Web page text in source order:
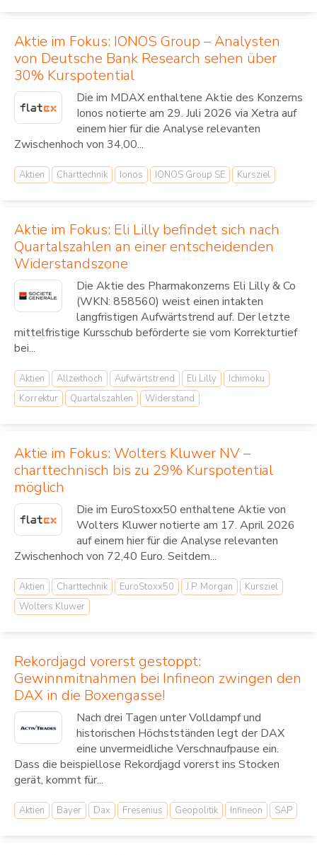
Aktie im Fokus: IONOS Group – Analysten
von Deutsche Bank Research sehen über
30% Kurspotential
Die im MDAX enthaltene Aktie des Konzerns
Ionos notierte am 29. Juli 2026 via Xetra auf
einem hier für die Analyse relevanten
Zwischenhoch von 34,00...
Aktien Charttechnik Ionos IONOS Group SE Kursziel
Aktie im Fokus: Eli Lilly befindet sich nach
Quartalszahlen an einer entscheidenden
Widerstandszone
Die Aktie des Pharmakonzerns Eli Lilly & Co
(WKN: 858560) weist einen intakten
langfristigen Aufwärtstrend auf. Der letzte
mittelfristige Kursschub beförderte sie vom Korrekturtief
bei...
Aktien Allzeithoch Aufwärtstrend Eli Lilly
Ichimoku
Korrektur
Quartalszahlen Widerstand
Aktie im Fokus: Wolters Kluwer NV –
charttechnisch bis zu 29% Kurspotential
möglich
Die im EuroStoxx50 enthaltene Aktie von
Wolters Kluwer notierte am 17. April 2026
auf einem hier für die Analyse relevanten
Zwischenhoch von 72,40 Euro. Seitdem...
Aktien Charttechnik EuroStoxx50 J.P. Morgan
Kursziel
Wolters Kluwer
Rekordjagd vorerst gestoppt:
Gewinnmitnahmen bei Infineon zwingen den
DAX in die Boxengasse!
Nach drei Tagen unter Volldampf und
historischen Höchstständen legt der DAX
eine unvermeidliche Verschnaufpause ein.
Dass die beispiellose Rekordjagd vorerst ins Stocken
gerät, kommt für...
Aktien Bayer Dax Fresenius Geopolitik Infineon SAP